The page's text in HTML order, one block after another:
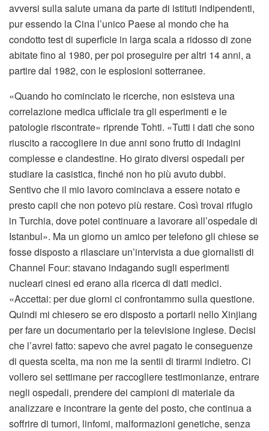
avversi sulla salute umana da parte di istituti indipendenti,
pur essendo la Cina l’unico Paese al mondo che ha
condotto test di superficie in larga scala a ridosso di zone
abitate fino al 1980, per poi proseguire per altri 14 anni, a
partire dal 1982, con le esplosioni sotterranee.
«Quando ho cominciato le ricerche, non esisteva una
correlazione medica ufficiale tra gli esperimenti e le
patologie riscontrate» riprende Tohti. «Tutti i dati che sono
riuscito a raccogliere in due anni sono frutto di indagini
complesse e clandestine. Ho girato diversi ospedali per
studiare la casistica, finché non ho più avuto dubbi.
Sentivo che il mio lavoro cominciava a essere notato e
presto capii che non potevo più restare. Così trovai rifugio
in Turchia, dove potei continuare a lavorare all’ospedale di
Istanbul». Ma un giorno un amico per telefono gli chiese se
fosse disposto a rilasciare un’intervista a due giornalisti di
Channel Four: stavano indagando sugli esperimenti
nucleari cinesi ed erano alla ricerca di dati medici.
«Accettai: per due giorni ci confrontammo sulla questione.
Quindi mi chiesero se ero disposto a portarli nello Xinjiang
per fare un documentario per la televisione inglese. Decisi
che l’avrei fatto: sapevo che avrei pagato le conseguenze
di questa scelta, ma non me la sentii di tirarmi indietro. Ci
vollero sei settimane per raccogliere testimonianze, entrare
negli ospedali, prendere dei campioni di materiale da
analizzare e incontrare la gente del posto, che continua a
soffrire di tumori, linfomi, malformazioni genetiche, senza